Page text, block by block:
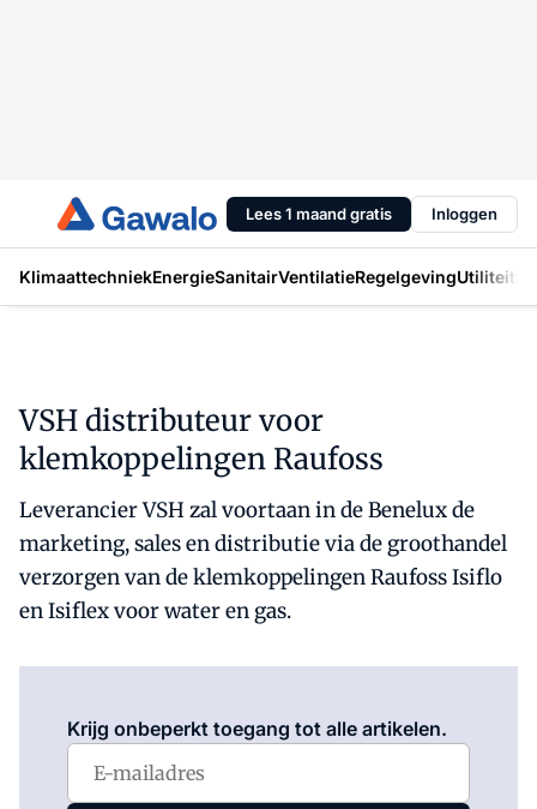
Lees 1 maand gratis Inloggen
KlimaattechniekEnergieSanitairVentilatieRegelgevingUtiliteit
VSH distributeur voor
klemkoppelingen Raufoss
Leverancier VSH zal voortaan in de Benelux de
marketing, sales en distributie via de groothandel
verzorgen van de klemkoppelingen Raufoss Isiflo
en Isiflex voor water en gas.
Krijg onbeperkt toegang tot alle artikelen.